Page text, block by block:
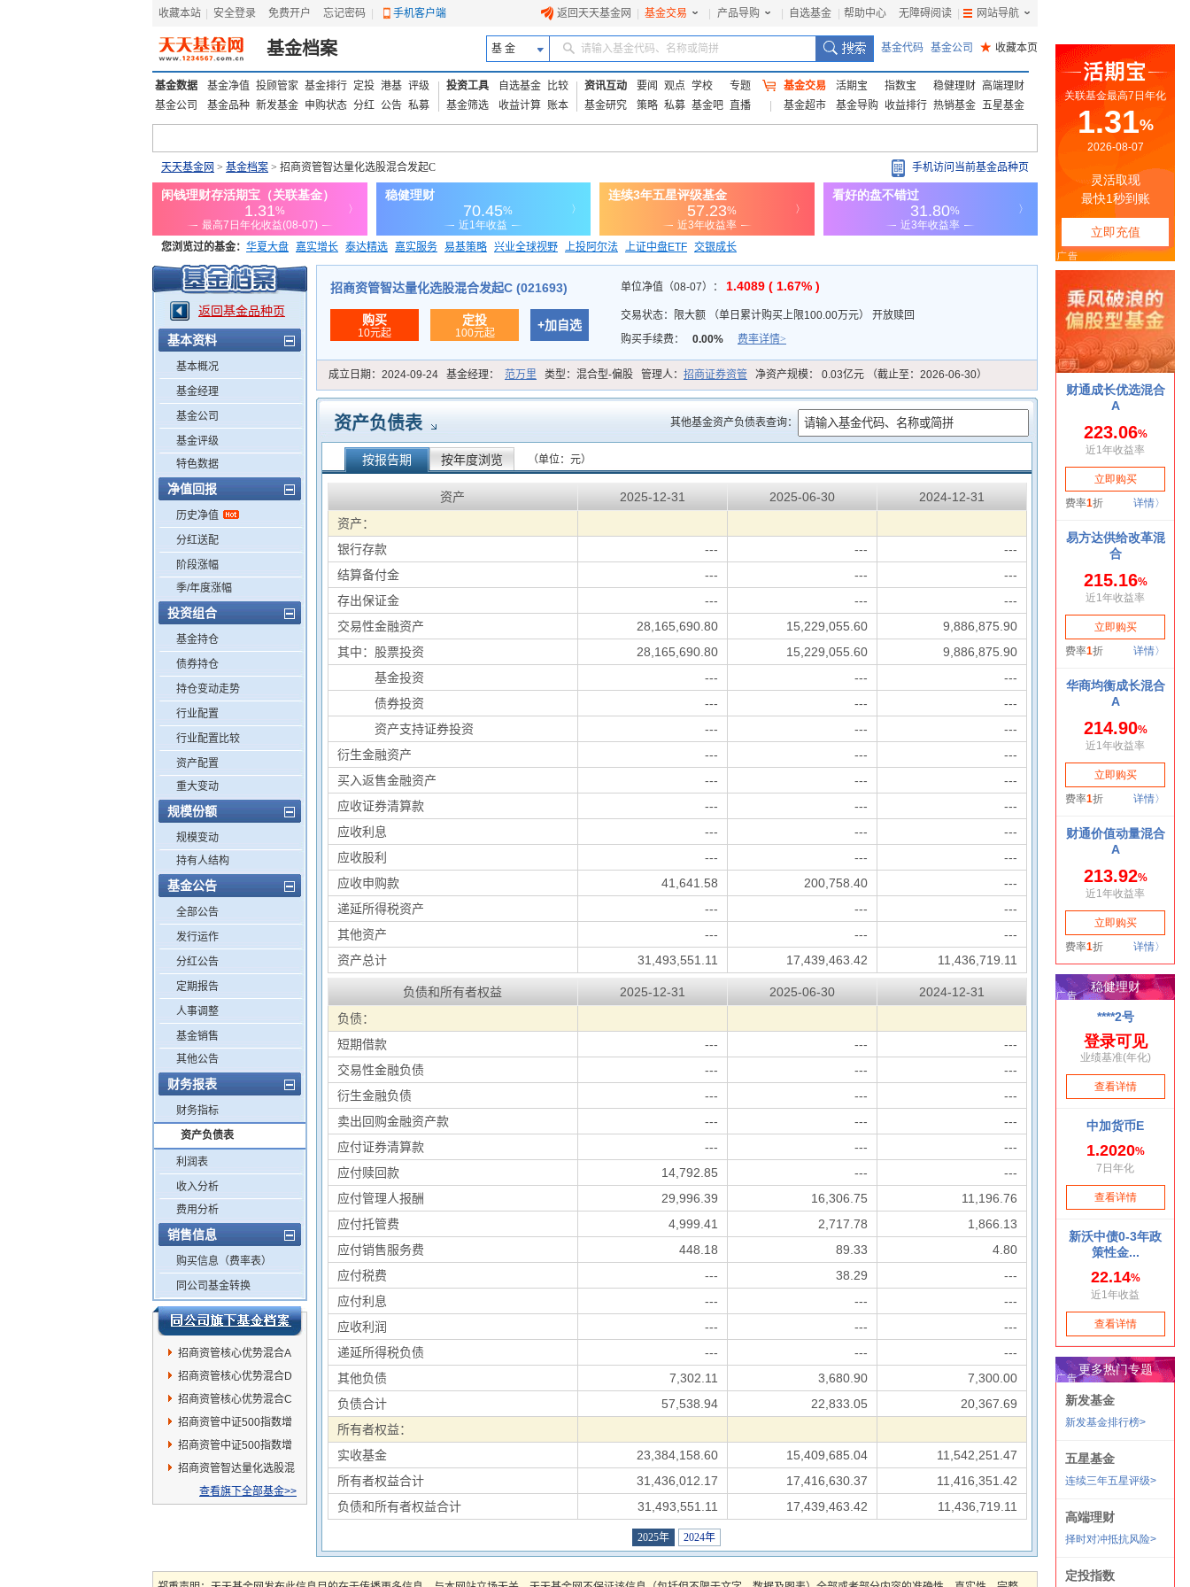
收藏本站 安全登录 免费开户 忘记密码 手机客户端 返回天天基金网 基金交易 产品导购 自选基金 帮助中心 无障碍阅读 网站导航
基金档案 基 金 请输入基金代码、名称或简拼 基金代码 基金公司 ★ 收藏本页
基金数据 基金净值 投顾管家 基金排行 定投 港基 评级
基金公司
基金品种 新发基金 申购状态 分红 公告 私募
投资工具 自选基金
比较
基金筛选
收益计算 账本
资讯互动 要闻 观点 学校
专题
基金研究
策略 私募 基金吧 直播
基金交易 活期宝 指数宝 稳健理财 高端理财
基金超市
基金导购 收益排行 热销基金 五星基金
天天基金网 > 基金档案 > 招商资管智达量化选股混合发起C 手机访问当前基金品种页
您浏览过的基金： 华夏大盘 嘉实增长 泰达精选 嘉实服务 易基策略 兴业全球视野 上投阿尔法 上证中盘ETF 交银成长
添富优势 华安宏利 上证180价值ETF
返回基金品种页
基本资料
基本概况
基金经理
基金公司
基金评级
特色数据
净值回报
历史净值
分红送配
阶段涨幅
季/年度涨幅
投资组合
基金持仓
债券持仓
持仓变动走势
行业配置
行业配置比较
资产配置
重大变动
规模份额
规模变动
持有人结构
基金公告
全部公告
发行运作
分红公告
定期报告
人事调整
基金销售
其他公告
财务报表
财务指标
资产负债表
利润表
收入分析
费用分析
销售信息
购买信息（费率表）
同公司基金转换
招商资管核心优势混合A
招商资管核心优势混合D
招商资管核心优势混合C
招商资管中证500指数增
强发起C
招商资管中证500指数增
强发起A
招商资管智达量化选股混
合发起A查看旗下全部基金>>
招商资管智达量化选股混合发起C (021693)
购买
10元起
定投
100元起
+加自选
单位净值（08-07）： 1.4089 ( 1.67% )
交易状态： 限大额 （单日累计购买上限100.00万元）
开放赎回
购买手续费：
0.00% 费率详情>
成立日期： 2024-09-24 基金经理： 范万里 类型： 混合型-偏股 管理人： 招商证券资管 净资产规模： 0.03亿元 （截止至：2026-06-30）
资产负债表 其他基金资产负债表查询：
按报告期 按年度浏览 （单位：元）
资产 2025-12-31 2025-06-30
2024-12-31
资产：
银行存款
--- ---
---
结算备付金
--- ---
---
存出保证金
--- ---
---
交易性金融资产
28,165,690.80 15,229,055.60
9,886,875.90
其中：股票投资
28,165,690.80 15,229,055.60
9,886,875.90
基金投资 --- ---
---
债券投资 --- ---
---
资产支持证券投资 --- ---
---
衍生金融资产
--- ---
---
买入返售金融资产
--- ---
---
应收证券清算款
--- ---
---
应收利息
--- ---
---
应收股利
--- ---
---
应收申购款
41,641.58 200,758.40
---
递延所得税资产
--- ---
---
其他资产
--- ---
---
资产总计
31,493,551.11 17,439,463.42 11,436,719.11
负债和所有者权益 2025-12-31 2025-06-30
2024-12-31
负债：
短期借款
--- ---
---
交易性金融负债
--- ---
---
衍生金融负债
--- ---
---
卖出回购金融资产款
--- ---
---
应付证券清算款
--- ---
---
应付赎回款
14,792.85 ---
---
应付管理人报酬
29,996.39 16,306.75
11,196.76
应付托管费
4,999.41 2,717.78
1,866.13
应付销售服务费
448.18 89.33
4.80
应付税费
--- 38.29
---
应付利息
--- ---
---
应收利润
--- ---
---
递延所得税负债
--- ---
---
其他负债
7,302.11 3,680.90
7,300.00
负债合计
57,538.94 22,833.05
20,367.69
所有者权益：
实收基金
23,384,158.60 15,409,685.04
11,542,251.47
所有者权益合计
31,436,012.17 17,416,630.37
11,416,351.42
负债和所有者权益合计
31,493,551.11 17,439,463.42 11,436,719.11
2025年 2024年